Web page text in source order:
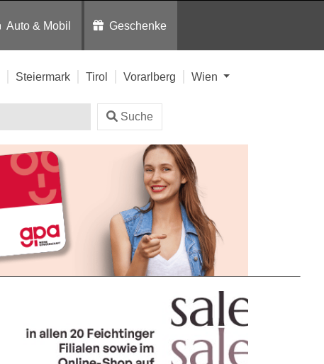
Auto & Mobil Geschenke
Steiermark Tirol Vorarlberg Wien
Suche